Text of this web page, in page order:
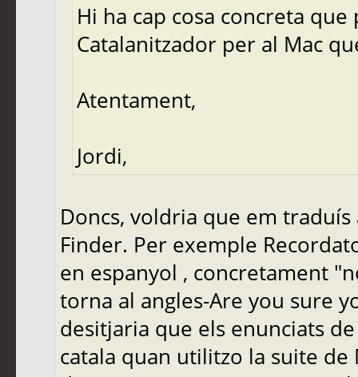
Hi ha cap cosa concreta
Catalanitzador per al Mac
Atentament,
Jordi,
Doncs, voldria que em
Finder. Per exemple
en espanyol , concretament
torna al angles-Are you sure
desitjaria que els enunciats
catala quan utilitzo la suite